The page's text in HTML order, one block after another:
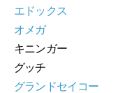
エドックス
オメガ
キニンガー
グッチ
グランドセイコー